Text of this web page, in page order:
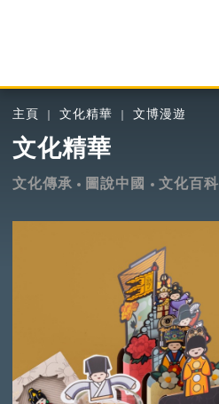
主頁 文化精華 文博漫遊
文化精華
文化傳承 圖說中國 文化百科